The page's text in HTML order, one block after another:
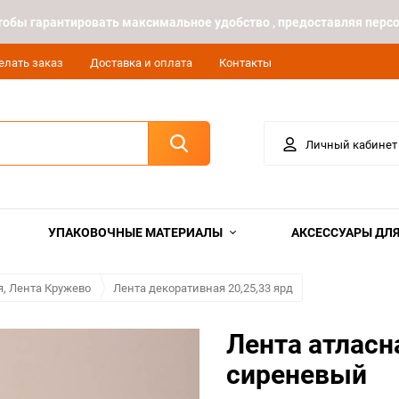
гарантировать максимальное удобство , предоставляя
заказ Доставка и оплата Контакты
Личный кабинет
УПАКОВОЧНЫЕ МАТЕРИАЛЫ АКСЕССУАРЫ
Лента Кружево Лента декоративная 20,25,33 ярд
Лента
сиреневый